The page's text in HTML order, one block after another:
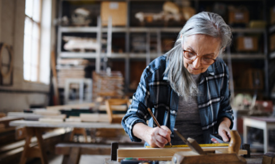
Copiar